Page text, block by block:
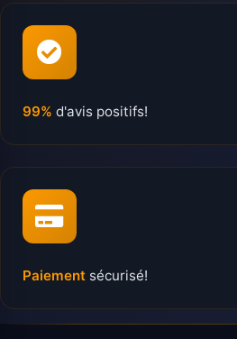
99% d'avis positifs!
Paiement sécurisé!